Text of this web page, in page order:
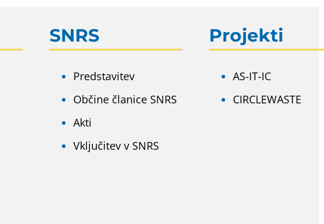
SNRS
Predstavitev
Občine članice SNRS
Akti
Vključitev v SNRS
Projekti
AS-IT-IC
CIRCLEWASTE